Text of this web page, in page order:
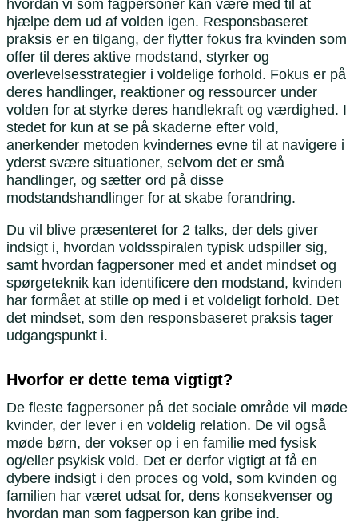
hvordan vi som fagpersoner kan være med til at
hjælpe dem ud af volden igen. Responsbaseret
praksis er en tilgang, der flytter fokus fra kvinden som
offer til deres aktive modstand, styrker og
overlevelsesstrategier i voldelige forhold. Fokus er på
deres handlinger, reaktioner og ressourcer under
volden for at styrke deres handlekraft og værdighed. I
stedet for kun at se på skaderne efter vold,
anerkender metoden kvindernes evne til at navigere i
yderst svære situationer, selvom det er små
handlinger, og sætter ord på disse
modstandshandlinger for at skabe forandring.
Du vil blive præsenteret for 2 talks, der dels giver
indsigt i, hvordan voldsspiralen typisk udspiller sig,
samt hvordan fagpersoner med et andet mindset og
spørgeteknik kan identificere den modstand, kvinden
har formået at stille op med i et voldeligt forhold. Det
det mindset, som den responsbaseret praksis tager
udgangspunkt i.
Hvorfor er dette tema vigtigt?
De fleste fagpersoner på det sociale område vil møde
kvinder, der lever i en voldelig relation. De vil også
møde børn, der vokser op i en familie med fysisk
og/eller psykisk vold. Det er derfor vigtigt at få en
dybere indsigt i den proces og vold, som kvinden og
familien har været udsat for, dens konsekvenser og
hvordan man som fagperson kan gribe ind.